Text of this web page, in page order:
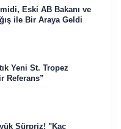
Eski AB Bakanı ve
ile Bir Araya Geldi
Yeni St. Tropez
Referans”
Sürpriz! "Kaç